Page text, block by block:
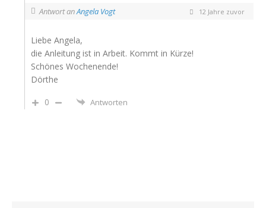
Antwort anAngela Vogt 12 Jahre zuvor
Liebe Angela,
die Anleitung ist in Arbeit. Kommt in Kürze!
Schönes Wochenende!
Dörthe
0
Antworten